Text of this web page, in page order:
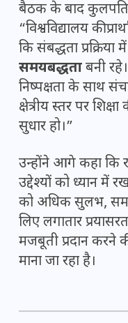
बैठक के बाद कुलपति
“विश्वविद्यालय की
कि संबद्धता प्रक्रिया में
समयबद्धताबनी
निष्पक्षता के साथ
क्षेत्रीय स्तर पर
सुधार हो।”
उन्होंने आगे कहा कि
उद्देश्यों को ध्यान में
को अधिक सुलभ,
लिए लगातार
मजबूती प्रदान करने
माना जा रहा है।